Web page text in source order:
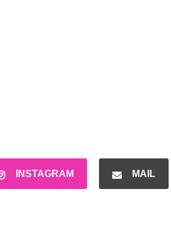
INSTAGRAM MAIL